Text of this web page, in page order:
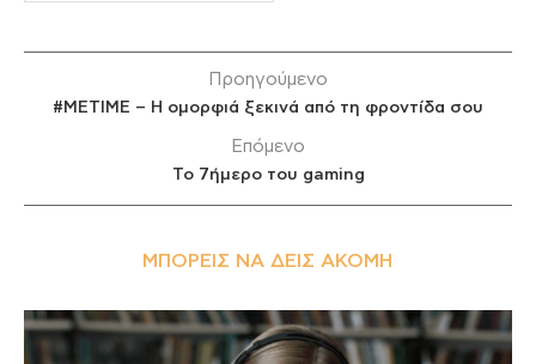
Προηγούμενο
#ΜΕΤΙΜΕ – Η ομορφιά ξεκινά από τη φροντίδα σου
Επόμενο
Το 7ήμερο του gaming
ΜΠΟΡΕΊΣ ΝΑ ΔΕΙΣ ΑΚΌΜΗ